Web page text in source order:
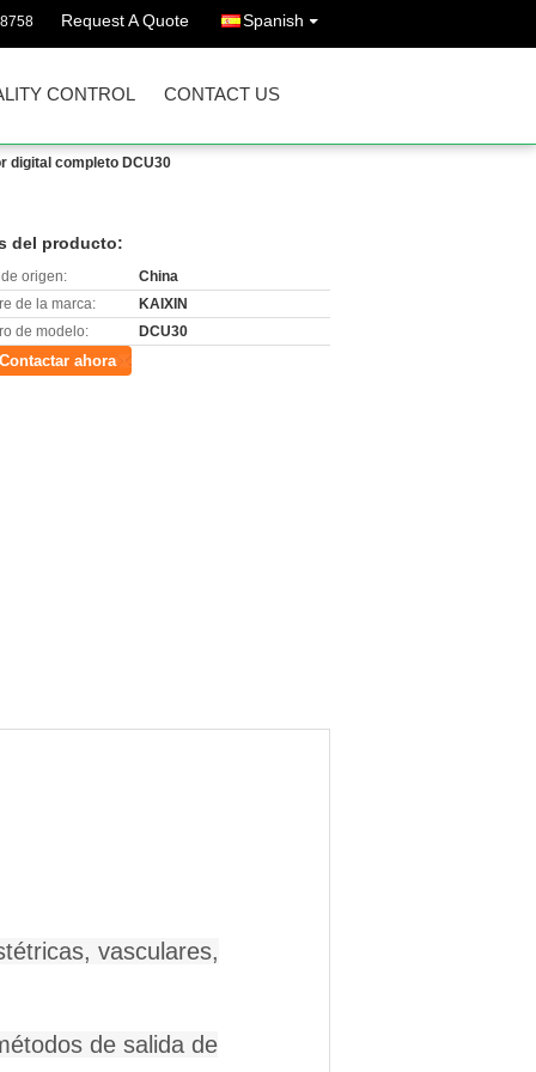
Request A Quote Spanish
CONTROL CONTACT US
digital completo DCU30
del producto:
origen:
China
de la marca:
KAIXIN
de modelo:
DCU30
Contactar ahora
vasculares,
de salida de